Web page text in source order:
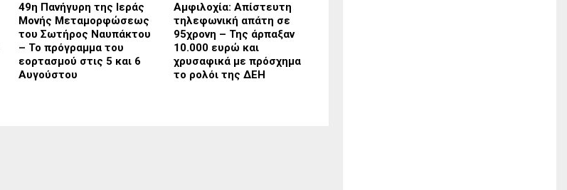
49η Πανήγυρη της Ιεράς
Μονής Μεταμορφώσεως
του Σωτήρος Ναυπάκτου
– Το πρόγραμμα του
εορτασμού στις 5 και 6
Αυγούστου
Αμφιλοχία: Απίστευτη
τηλεφωνική απάτη σε
95χρονη – Της άρπαξαν
10.000 ευρώ και
χρυσαφικά με πρόσχημα
το ρολόι της ΔΕΗ